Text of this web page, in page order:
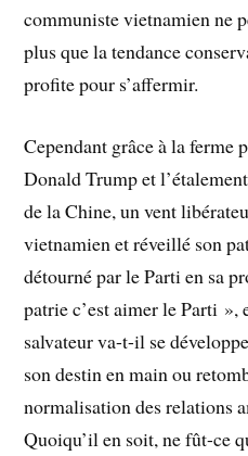
communiste vietnamien ne
plus que la tendance
profite pour s’affermir.
Cependant grâce à la ferme
Donald Trump et
de la Chine, un vent
vietnamien et réveillé son
détourné par le Parti en sa
patrie c’est aimer le Parti »,
salvateur va-t-il se
son destin en main ou
normalisation des relations
Quoiqu’il en soit, ne fût-ce